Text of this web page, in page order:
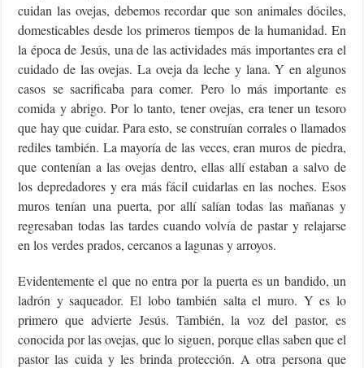
cuidan las ovejas, debemos recordar que son animales dóciles,
domesticables desde los primeros tiempos de la humanidad. En
la época de Jesús, una de las actividades más importantes era el
cuidado de las ovejas. La oveja da leche y lana. Y en algunos
casos se sacrificaba para comer. Pero lo más importante es
comida y abrigo. Por lo tanto, tener ovejas, era tener un tesoro
que hay que cuidar. Para esto, se construían corrales o llamados
rediles también. La mayoría de las veces, eran muros de piedra,
que contenían a las ovejas dentro, ellas allí estaban a salvo de
los depredadores y era más fácil cuidarlas en las noches. Esos
muros tenían una puerta, por allí salían todas las mañanas y
regresaban todas las tardes cuando volvía de pastar y relajarse
en los verdes prados, cercanos a lagunas y arroyos.
Evidentemente el que no entra por la puerta es un bandido, un
ladrón y saqueador. El lobo también salta el muro. Y es lo
primero que advierte Jesús. También, la voz del pastor, es
conocida por las ovejas, que lo siguen, porque ellas saben que el
pastor las cuida y les brinda protección. A otra persona que